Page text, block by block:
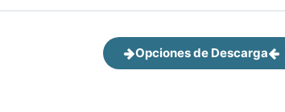
Opciones de Descarga